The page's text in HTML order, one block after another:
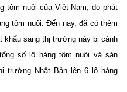
tôm nuôi của Việt Nam, do phát
tôm nuôi. Đến nay, đã có thêm
khẩu sang thị trường này bị cảnh
số lô hàng tôm nuôi và sản
trường Nhật Bản lên 6 lô hàng